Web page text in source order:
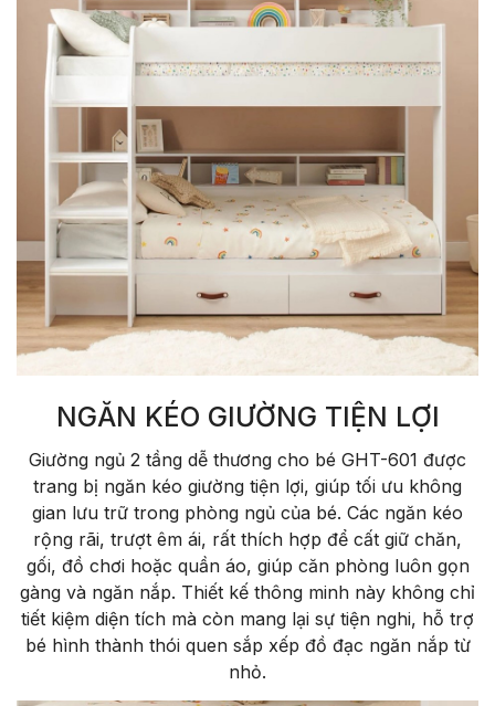
NGĂN KÉO GIƯỜNG TIỆN LỢI
Giường ngủ 2 tầng dễ thương cho bé GHT-601 được
trang bị ngăn kéo giường tiện lợi, giúp tối ưu không
gian lưu trữ trong phòng ngủ của bé. Các ngăn kéo
rộng rãi, trượt êm ái, rất thích hợp để cất giữ chăn,
gối, đồ chơi hoặc quần áo, giúp căn phòng luôn gọn
gàng và ngăn nắp. Thiết kế thông minh này không chỉ
tiết kiệm diện tích mà còn mang lại sự tiện nghi, hỗ trợ
bé hình thành thói quen sắp xếp đồ đạc ngăn nắp từ
nhỏ.